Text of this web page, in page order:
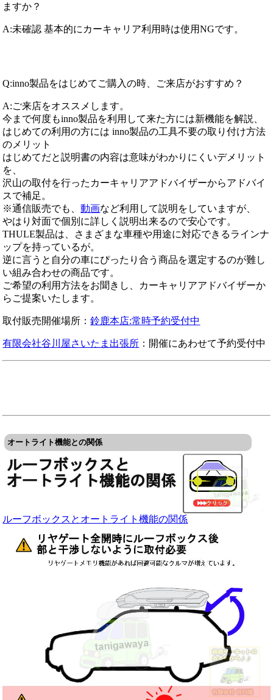
ますか？
A:未確認 基本的にカーキャリア利用時は使用NGです。
Q:inno製品をはじめてご購入の時、ご来店がおすすめ？
A:ご来店をオススメします。
今まで何度もinno製品を利用して来た方には新機能を解説、
はじめての利用の方には inno製品の工具不要の取り付け方法
のメリット
はじめてだと説明書の内容は意味がわかりにくいデメリット
を、
沢山の取付を行ったカーキャリアアドバイザーからアドバイ
スで補足。
※通信販売でも、動画など利用して説明をしていますが、
やはり対面で個別に詳しく説明出来るので安心です。
THULE製品は、さまざまな車種や用途に対応できるラインナ
ップを持っているが。
逆に言うと自分の車にぴったり合う商品を選定するのが難し
い組み合わせの商品です。
ご希望の利用方法をお聞きし、カーキャリアアドバイザーか
らご提案いたします。
取付販売開催場所：鈴鹿本店:常時予約受付中
有限会社谷川屋さいたま出張所 ：開催にあわせて予約受付中
オートライト機能との関係
ルーフボックスとオートライト機能の関係